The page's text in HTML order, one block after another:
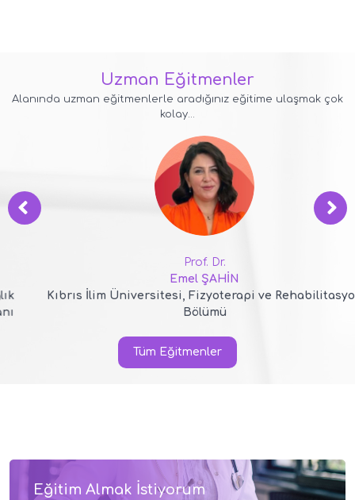
Uzman Eğitmenler
Alanında uzman eğitmenlerle aradığınız eğitime ulaşmak çok
kolay...
Prof. Dr.
Emel ŞAHİN
Kıbrıs İlim Üniversitesi, Fizyoterapi ve Rehabilitasyon
Bölümü
Tüm Eğitmenler
Eğitim Almak İstiyorum